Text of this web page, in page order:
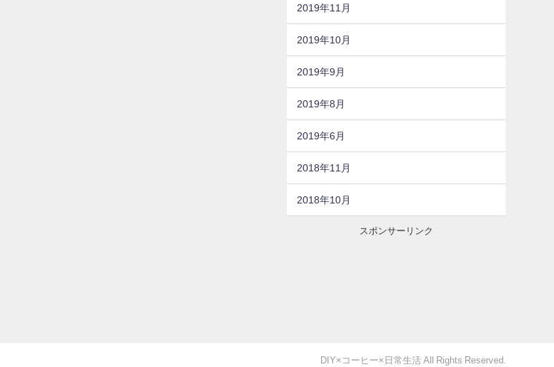
2019年11月
2019年10月
2019年9月
2019年8月
2019年6月
2018年11月
2018年10月
スポンサーリンク
DIY×コーヒー×日常生活 All Rights Reserved.